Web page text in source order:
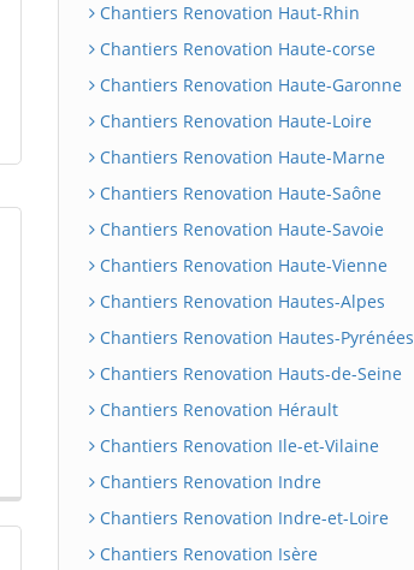
Chantiers Renovation Haut-Rhin
Chantiers Renovation Haute-corse
Chantiers Renovation Haute-Garonne
Chantiers Renovation Haute-Loire
Chantiers Renovation Haute-Marne
Chantiers Renovation Haute-Saône
Chantiers Renovation Haute-Savoie
Chantiers Renovation Haute-Vienne
Chantiers Renovation Hautes-Alpes
Chantiers Renovation Hautes-Pyrénées
Chantiers Renovation Hauts-de-Seine
Chantiers Renovation Hérault
Chantiers Renovation Ile-et-Vilaine
Chantiers Renovation Indre
Chantiers Renovation Indre-et-Loire
Chantiers Renovation Isère